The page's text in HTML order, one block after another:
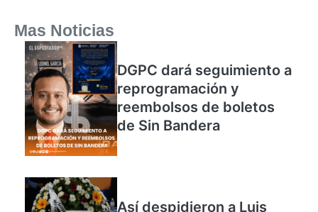
Mas Noticias
DGPC dará seguimiento a
reprogramación y
reembolsos de boletos